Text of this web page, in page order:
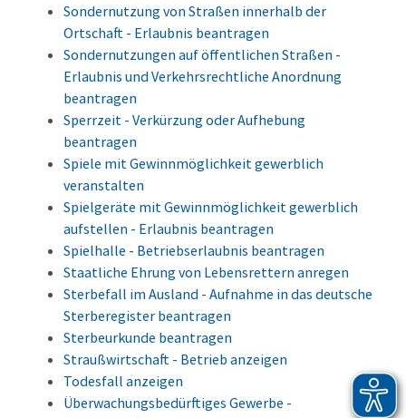
Sondernutzung von Straßen innerhalb der
Ortschaft - Erlaubnis beantragen
Sondernutzungen auf öffentlichen Straßen -
Erlaubnis und Verkehrsrechtliche Anordnung
beantragen
Sperrzeit - Verkürzung oder Aufhebung
beantragen
Spiele mit Gewinnmöglichkeit gewerblich
veranstalten
Spielgeräte mit Gewinnmöglichkeit gewerblich
aufstellen - Erlaubnis beantragen
Spielhalle - Betriebserlaubnis beantragen
Staatliche Ehrung von Lebensrettern anregen
Sterbefall im Ausland - Aufnahme in das deutsche
Sterberegister beantragen
Sterbeurkunde beantragen
Straußwirtschaft - Betrieb anzeigen
Todesfall anzeigen
Überwachungsbedürftiges Gewerbe -